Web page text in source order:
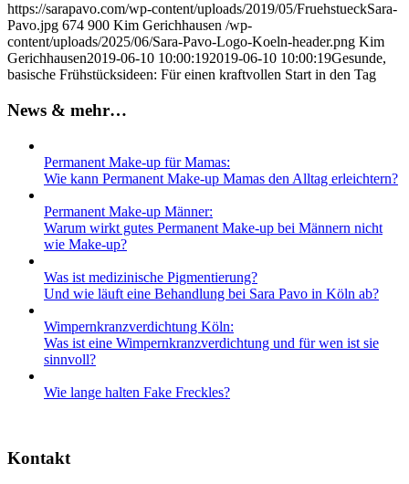
https://sarapavo.com/wp-content/uploads/2019/05/FruehstueckSara-
Pavo.jpg 674 900 Kim Gerichhausen /wp-
content/uploads/2025/06/Sara-Pavo-Logo-Koeln-header.png Kim
Gerichhausen2019-06-10 10:00:192019-06-10 10:00:19Gesunde,
basische Frühstücksideen: Für einen kraftvollen Start in den Tag
News & mehr…
Permanent Make-up für Mamas:
Wie kann Permanent Make-up Mamas den Alltag erleichtern?
Permanent Make-up Männer:
Warum wirkt gutes Permanent Make-up bei Männern nicht
wie Make-up?
Was ist medizinische Pigmentierung?
Und wie läuft eine Behandlung bei Sara Pavo in Köln ab?
Wimpernkranz­verdichtung Köln:
Was ist eine Wimpernkranz­verdichtung und für wen ist sie
sinnvoll?
Wie lange halten Fake Freckles?
Kontakt